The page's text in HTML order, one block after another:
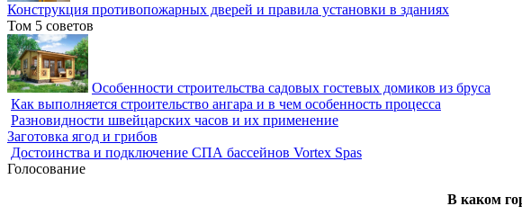
Конструкция противопожарных дверей и правила установки в зданиях
Том 5 советов
Особенности строительства садовых гостевых домиков из бруса
Как выполняется строительство ангара и в чем особенность процесса
Разновидности швейцарских часов и их применение
Заготовка ягод и грибов
Достоинства и подключение СПА бассейнов Vortex Spas
Голосование
В каком